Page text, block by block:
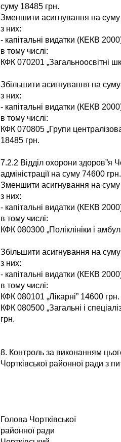
суму 18485 грн.
Зменшити асигнування на
з них:
- капітальні видатки (КЕКВ
в тому числі:
КФК 070201 „Загальноосвітні
Збільшити асигнування на
з них:
- капітальні видатки (КЕКВ
в тому числі:
КФК 070805 „Групи
18485 грн.
7.2.2 Відділ охорони здоров”я
адміністрації на суму 74600 грн.
Зменшити асигнування на
з них:
- капітальні видатки (КЕКВ
в тому числі:
КФК 080300 „Поліклініки і
Збільшити асигнування на
з них:
- капітальні видатки (КЕКВ
в тому числі:
КФК 080101 „Лікарні” 14600 грн.
КФК 080500 „Загальні і
грн.
8. Контроль за виконанням
Чортківської районної ради з
Голова Чортківської
районної